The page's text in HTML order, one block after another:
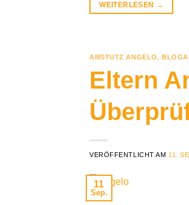
WEITERLESEN →
AMSTUTZ ANGELO,
Eltern
VERÖFFENTLICHT AM 11.
11
Sep.